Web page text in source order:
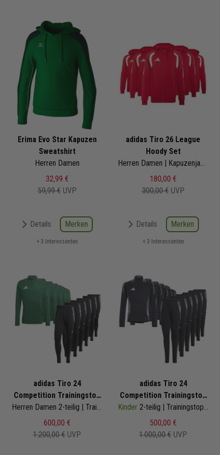
Erima Evo Star Kapuzen
Sweatshirt
Herren Damen
32,99 €
59,99 € UVP
Details Merken
+ 3 Interessenten
adidas Tiro 26 League
Hoody Set
180,00 €
300,00 € UVP
Details Merken
+ 3 Interessenten
adidas Tiro 24
Competition Trainingstop
Satz
Herren Damen 2-teilig | Trainingstop Trainingshose
600,00 €
1.200,00 € UVP
adidas Tiro 24
Competition Trainingstop
Satz
Kinder 2-teilig | Trainingstop Trainingshose
500,00 €
1.000,00 € UVP